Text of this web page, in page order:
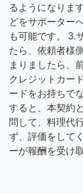
るようになりま
どをサポーター
も可能です。 3.
たら、依頼者様
まりましたら、
クレジットカー
ードをお持ちで
すると、本契約
問して、料理代
ず、評価をして
ーが報酬を受け